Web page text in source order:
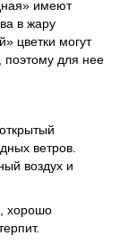
имеют
в жару
цветки могут
поэтому для нее
ветров.
воздух и
хорошо